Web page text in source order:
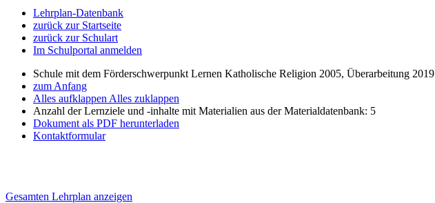
Lehrplan-Datenbank
zurück zur Startseite
zurück zur Schulart
Im Schulportal anmelden
Schule mit dem Förderschwerpunkt Lernen Katholische Religion 2005, Überarbeitung 2019
zum Anfang
Alles aufklappen Alles zuklappen
Anzahl der Lernziele und -inhalte mit Materialien aus der Materialdatenbank: 5
Dokument als PDF herunterladen
Kontaktformular
Gesamten Lehrplan anzeigen